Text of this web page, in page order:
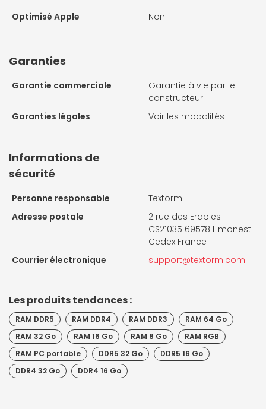
Optimisé Apple Non
Garanties
Garantie commerciale
Garantie à vie par le
constructeur
Garanties légales
Voir les modalités
Informations de
sécurité
Personne responsable
Textorm
Adresse postale
2 rue des Erables
CS21035 69578 Limonest
Cedex France
Courrier électronique
support@textorm.com
Les produits tendances :
RAM DDR5 RAM DDR4 RAM DDR3
RAM 64 Go
RAM 32 Go
RAM 16 Go RAM 8 Go
RAM RGB
RAM PC portable
DDR5 32 Go
DDR5 16 Go
DDR4 32 Go
DDR4 16 Go